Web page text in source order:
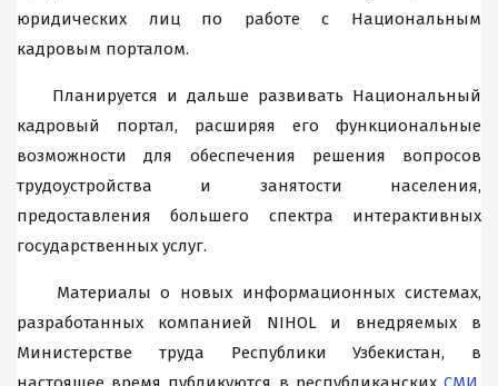
юридических лиц по работе с Национальным
кадровым порталом.
Планируется и дальше развивать Национальный
кадровый портал, расширяя его функциональные
возможности для обеспечения решения вопросов
трудоустройства и занятости населения,
предоставления большего спектра интерактивных
государственных услуг.
Материалы о новых информационных системах,
разработанных компанией NIHOL и внедряемых в
Министерстве труда Республики Узбекистан, в